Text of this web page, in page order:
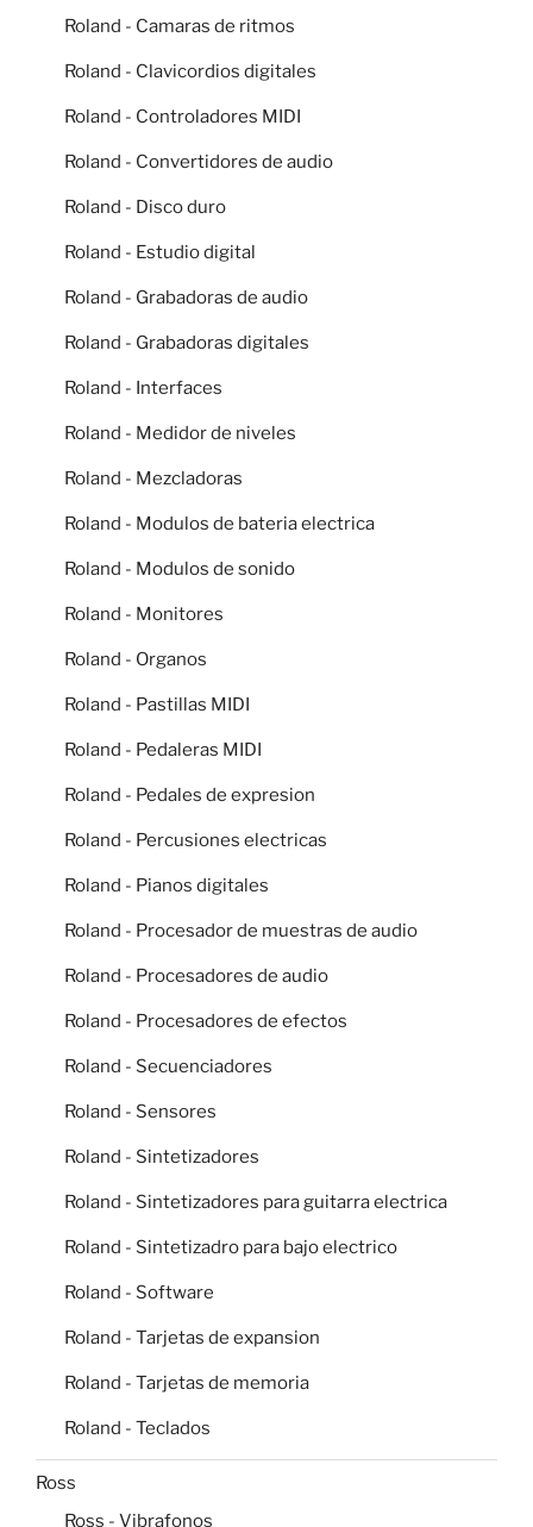
Roland - Camaras de ritmos
Roland - Clavicordios digitales
Roland - Controladores MIDI
Roland - Convertidores de audio
Roland - Disco duro
Roland - Estudio digital
Roland - Grabadoras de audio
Roland - Grabadoras digitales
Roland - Interfaces
Roland - Medidor de niveles
Roland - Mezcladoras
Roland - Modulos de bateria electrica
Roland - Modulos de sonido
Roland - Monitores
Roland - Organos
Roland - Pastillas MIDI
Roland - Pedaleras MIDI
Roland - Pedales de expresion
Roland - Percusiones electricas
Roland - Pianos digitales
Roland - Procesador de muestras de audio
Roland - Procesadores de audio
Roland - Procesadores de efectos
Roland - Secuenciadores
Roland - Sensores
Roland - Sintetizadores
Roland - Sintetizadores para guitarra electrica
Roland - Sintetizadro para bajo electrico
Roland - Software
Roland - Tarjetas de expansion
Roland - Tarjetas de memoria
Roland - Teclados
Ross
Ross - Vibrafonos